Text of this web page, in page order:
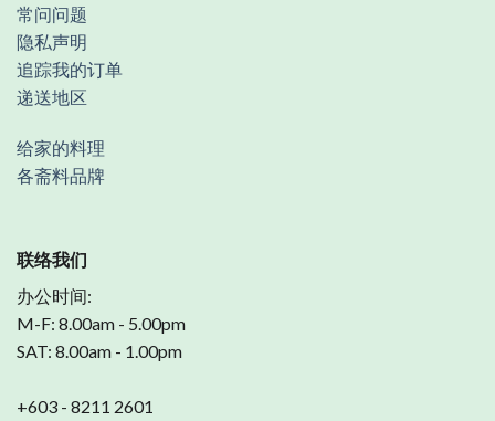
常问问题
隐私声明
追踪我的订单
递送地区
给家的料理
各斋料品牌
联络我们
办公时间:
M-F: 8.00am - 5.00pm
SAT: 8.00am - 1.00pm
+603 - 8211 2601